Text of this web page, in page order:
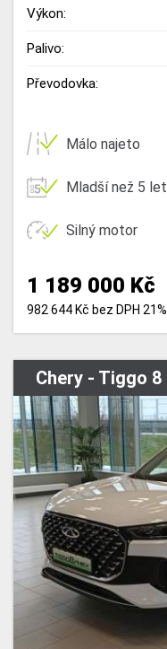
Výkon:
Palivo:
Převodovka:
Málo najeto
Mladší než 5 let
Silný motor
1 189 000 Kč
982 644 Kč bez DPH 21%
Chery - Tiggo 8